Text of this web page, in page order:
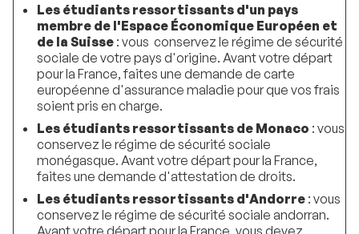
Les étudiants ressortissants d'un pays
membre de l'Espace Économique Européen et
de la Suisse: vous conservez le régime de sécurité
sociale de votre pays d'origine. Avant votre départ
pour la France, faites une demande de carte
européenne d'assurance maladie pour que vos frais
soient pris en charge.
Les étudiants ressortissants de Monaco : vous
conservez le régime de sécurité sociale
monégasque. Avant votre départ pour la France,
faites une demande d'attestation de droits.
Les étudiants ressortissants d'Andorre: vous
conservez le régime de sécurité sociale andorran.
Avant votre départ pour la France, vous devez